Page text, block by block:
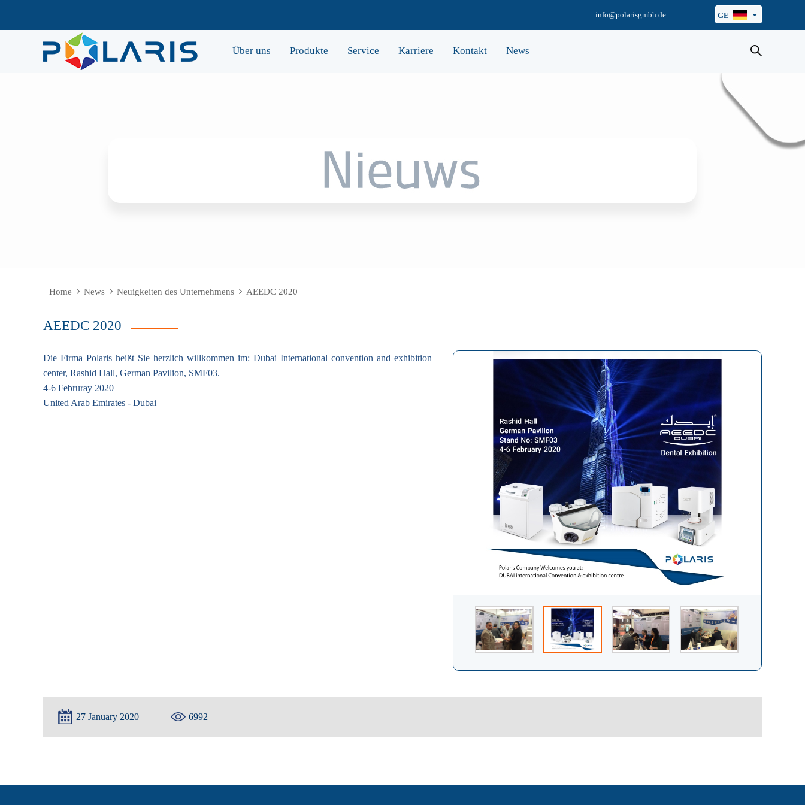
GE
info@polarisgmbh.de
Über uns Produkte Service Karriere Kontakt News
Home News Neuigkeiten des Unternehmens AEEDC 2020
AEEDC 2020
Die Firma Polaris heißt Sie herzlich willkommen im: Dubai International convention and exhibition
center, Rashid Hall, German Pavilion, SMF03.
4-6 Februray 2020
United Arab Emirates - Dubai
27 January 2020 6992